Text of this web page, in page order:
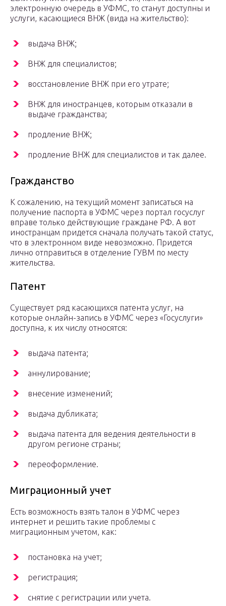
электронную очередь в УФМС, то станут доступны и
услуги, касающиеся ВНЖ (вида на жительство):
выдача ВНЖ;
ВНЖ для специалистов;
восстановление ВНЖ при его утрате;
ВНЖ для иностранцев, которым отказали в
выдаче гражданства;
продление ВНЖ;
продление ВНЖ для специалистов и так далее.
Гражданство
К сожалению, на текущий момент записаться на
получение паспорта в УФМС через портал госуслуг
вправе только действующие граждане РФ. А вот
иностранцам придется сначала получать такой статус,
что в электронном виде невозможно. Придется
лично отправиться в отделение ГУВМ по месту
жительства.
Патент
Существует ряд касающихся патента услуг, на
которые онлайн-запись в УФМС через «Госуслуги»
доступна, к их числу относятся:
выдача патента;
аннулирование;
внесение изменений;
выдача дубликата;
выдача патента для ведения деятельности в
другом регионе страны;
переоформление.
Миграционный учет
Есть возможность взять талон в УФМС через
интернет и решить такие проблемы с
миграционным учетом, как:
постановка на учет;
регистрация;
снятие с регистрации или учета.